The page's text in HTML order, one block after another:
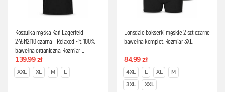
Koszulka męska Karl Lagerfeld
245M2110 czarna – Relaxed Fit, 100%
bawełna organiczna, Rozmiar L
139.99 zł
XXL XL M L
Lonsdale bokserki męskie 2 szt czarne
bawełna komplet, Rozmiar 3XL
84.99 zł
4XL L XL
M
3XL
XXL